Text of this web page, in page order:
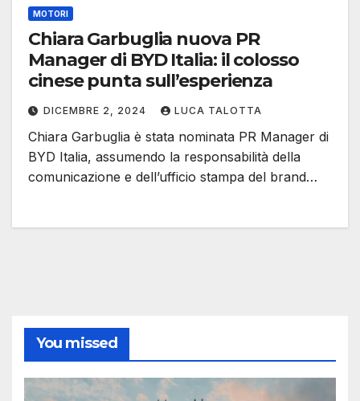
MOTORI
Chiara Garbuglia nuova PR
Manager di BYD Italia: il colosso
cinese punta sull’esperienza
DICEMBRE 2, 2024 LUCA TALOTTA
Chiara Garbuglia è stata nominata PR Manager di
BYD Italia, assumendo la responsabilità della
comunicazione e dell’ufficio stampa del brand…
You missed